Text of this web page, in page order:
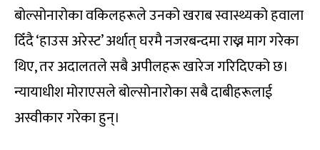
बोल्सोनारोका वकिलहरूले उनको खराब स्वास्थ्यको हवाला
दिँदै ‘हाउस अरेस्ट’ अर्थात् घरमै नजरबन्दमा राख्न माग गरेका
थिए, तर अदालतले सबै अपीलहरू खारेज गरिदिएको छ।
न्यायाधीश मोराएसले बोल्सोनारोका सबै दाबीहरूलाई
अस्वीकार गरेका हुन्।